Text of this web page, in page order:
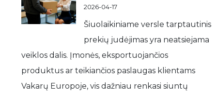
2026-04-17
Šiuolaikiniame versle tarptautinis
prekių judėjimas yra neatsiejama
veiklos dalis. Įmonės, eksportuojančios
produktus ar teikiančios paslaugas klientams
Vakarų Europoje, vis dažniau renkasi siuntų